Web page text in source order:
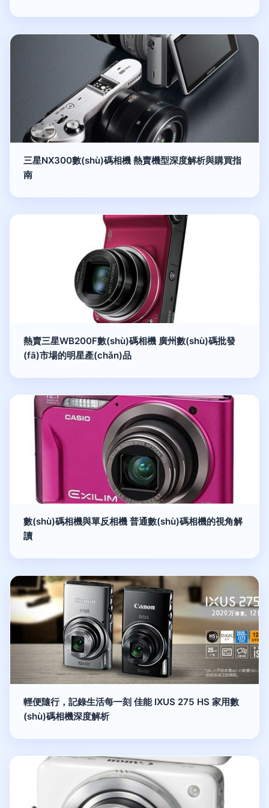
三星NX300數(shù)碼相機 熱賣機型深度解析與購買指
南
熱賣三星WB200F數(shù)碼相機 廣州數(shù)碼批發
(fā)市場的明星產(chǎn)品
數(shù)碼相機與單反相機 普通數(shù)碼相機的視角解
讀
輕便隨行，記錄生活每一刻 佳能 IXUS 275 HS 家用數
(shù)碼相機深度解析